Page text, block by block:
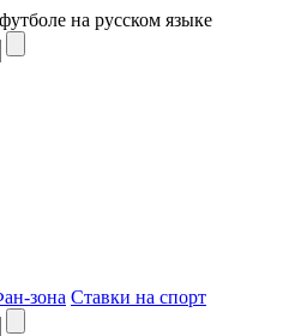
на русском языке
зона Ставки на спорт